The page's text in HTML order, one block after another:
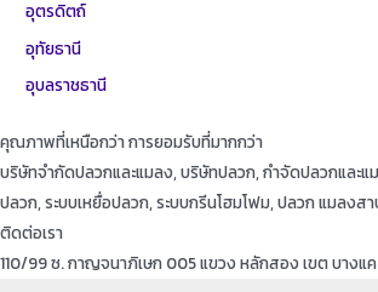
อุตรดิตถ์
อุทัยธานี
อุบลราชธานี
คุณภาพที่เหนือกว่า การยอมรับที่มากกว่า
บริษัทจำกัดปลวกและแมลง, บริษัทปลวก, กำจัดปลวกและ
ปลวก, ระบบเหยื่อปลวก, ระบบกรีนโฮมโฟม, ปลวก แมลงส
ติดต่อเรา
110/99 ซ. กาญจนาภิเษก 005 แขวง หลักสอง เขต บางแ